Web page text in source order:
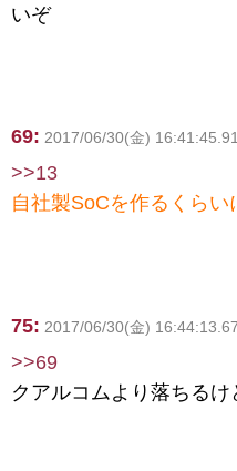
いぞ
69: 2017/06/30(金)
>>13
自社製SoCを作るくらい
75: 2017/06/30(金)
>>69
クアルコムより落ちる